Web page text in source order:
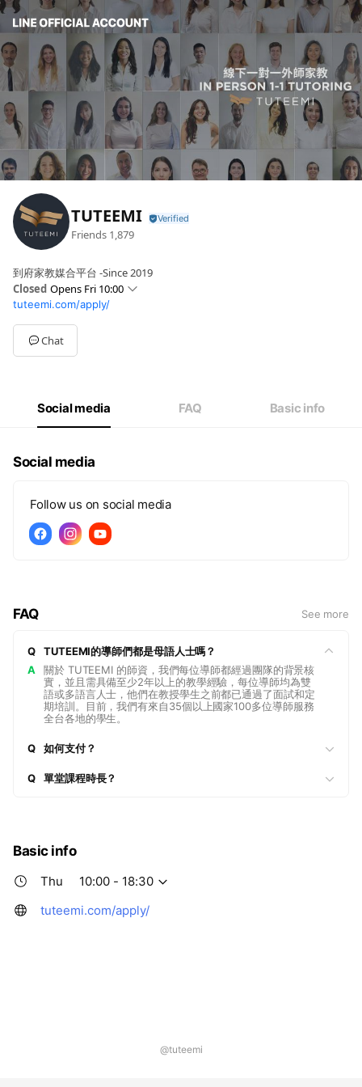
TUTEEMI
Friends 1,879
到府家教媒合平台 -Since 2019
Closed Opens Fri 10:00
SunClosed
Mon10:00 - 18:30
Tue10:00 - 18:30
Wed10:00 - 18:30
10:00 - 18:30
tuteemi.com/apply/
Chat
Social media FAQ Basic info
Social media
Follow us on social media
FAQ See more
Q
TUTEEMI的導師們都是母語人士嗎？
A
關於 TUTEEMI 的師資，我們每位導師都經過團隊的背景核
實，並且需具備至少2年以上的教學經驗，每位導師均為雙
語或多語言人士，他們在教授學生之前都已通過了面試和定
期培訓。目前，我們有來自35個以上國家100多位導師服務
全台各地的學生。
Q 如何支付？
Q 單堂課程時長？
Basic info
Thu
10:00 - 18:30
tuteemi.com/apply/
@tuteemi